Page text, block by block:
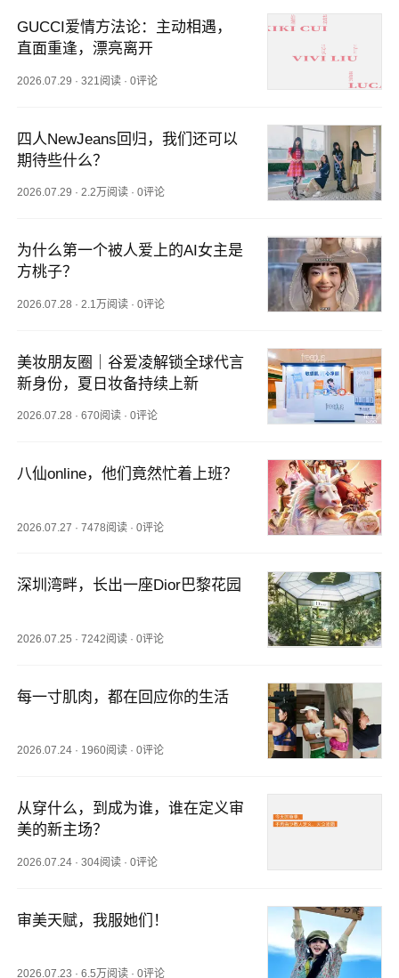
GUCCI爱情方法论：主动相遇，
直面重逢，漂亮离开
2026.07.29 ·321阅读 ·0评论
四人NewJeans回归，我们还可以
期待些什么？
2026.07.29 ·2.2万阅读 ·0评论
为什么第一个被人爱上的AI女主是
方桃子？
2026.07.28 · 2.1万阅读 ·0评论
美妆朋友圈｜谷爱凌解锁全球代言
新身份，夏日妆备持续上新
2026.07.28 ·670阅读 ·0评论
八仙online，他们竟然忙着上班？
2026.07.27 ·7478阅读 ·0评论
深圳湾畔，长出一座Dior巴黎花园
2026.07.25 ·7242阅读 ·0评论
每一寸肌肉，都在回应你的生活
2026.07.24 · 1960阅读 ·0评论
从穿什么，到成为谁，谁在定义审
美的新主场？
2026.07.24 ·304阅读 ·0评论
审美天赋，我服她们！
2026.07.23 ·6.5万阅读 ·0评论